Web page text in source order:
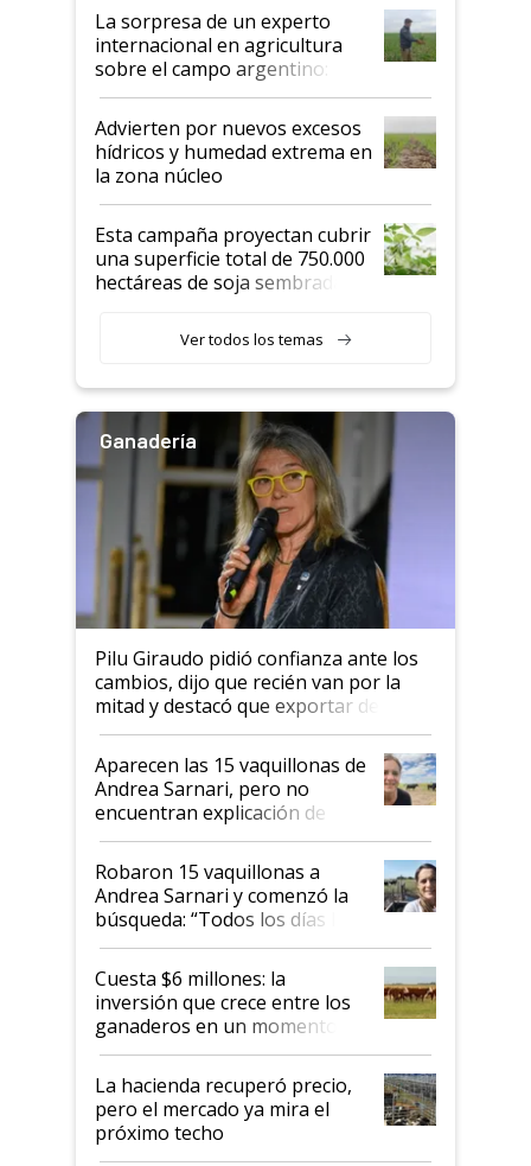
La sorpresa de un experto
internacional en agricultura
sobre el campo argentino:
"Estoy muy impresionado"
Advierten por nuevos excesos
hídricos y humedad extrema en
la zona núcleo
Esta campaña proyectan cubrir
una superficie total de 750.000
hectáreas de soja sembradas
variedades que marcan un
salto tecnológico en genética y
Ver todos los temas
Ganadería
Pilu Giraudo pidió confianza ante los
cambios, dijo que recién van por la
mitad y destacó que exportar dejó de
ser "para unos pocos": "Tenemos un
mandato muy claro del gobierno
nacional"
Aparecen las 15 vaquillonas de
Andrea Sarnari, pero no
encuentran explicación de
cómo llegaron allí
Robaron 15 vaquillonas a
Andrea Sarnari y comenzó la
búsqueda: “Todos los días le
toca a algún productor”
Cuesta $6 millones: la
inversión que crece entre los
ganaderos en un momento
histórico para la actividad
La hacienda recuperó precio,
pero el mercado ya mira el
próximo techo